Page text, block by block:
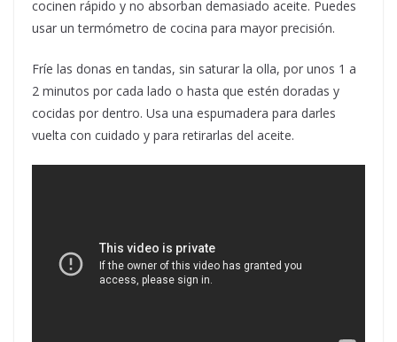
cocinen rápido y no absorban demasiado aceite. Puedes
usar un termómetro de cocina para mayor precisión.
Fríe las donas en tandas, sin saturar la olla, por unos 1 a
2 minutos por cada lado o hasta que estén doradas y
cocidas por dentro. Usa una espumadera para darles
vuelta con cuidado y para retirarlas del aceite.